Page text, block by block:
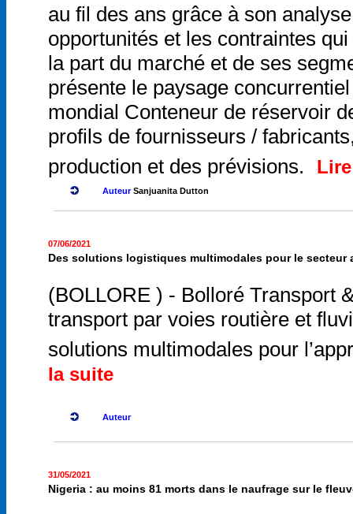
au fil des ans grâce à son
opportunités et les contraintes
la part du marché et de ses
présente le paysage
mondial Conteneur de réservoir
profils de fournisseurs /
production et des prévisions.
AuteurSanjuanita Dutton
07/06/2021
Des solutions logistiques multimodales pour le
(BOLLORE ) - Bolloré Transport
transport par voies routière et
solutions multimodales pour
la suite
Auteur
31/05/2021
Nigeria : au moins 81 morts dans le naufrage sur le